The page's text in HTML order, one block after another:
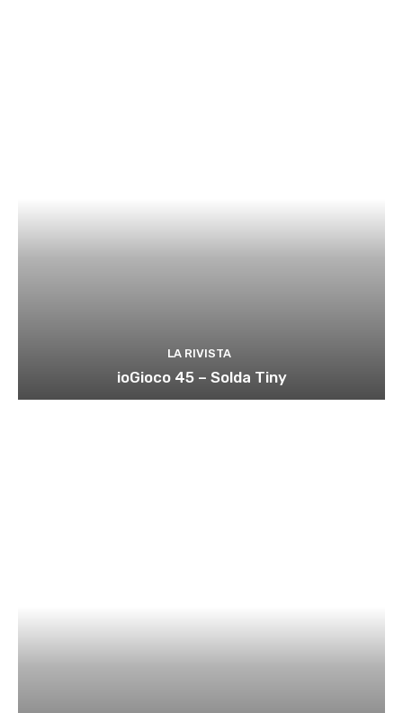
LA RIVISTA
ioGioco 45 – Solda Tiny